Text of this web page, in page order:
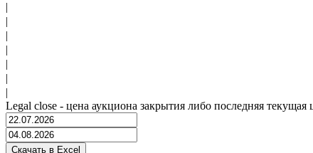
|
|
|
|
|
|
|
Legal close - цена аукциона закрытия либо последняя текущая